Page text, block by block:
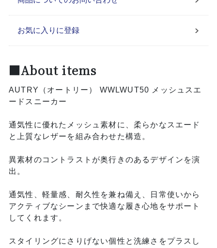
お気に入りに登録
■About items
AUTRY（オートリー） WWLWUT50 メッシュスエ
ードスニーカー
通気性に優れたメッシュ素材に、柔らかなスエード
と上質なレザーを組み合わせた構造。
異素材のコントラストが奥行きのあるデザインを演
出。
通気性、軽量感、耐久性を兼ね備え、日常使いから
アクティブなシーンまで快適な履き心地をサポート
してくれます。
スタイリングにさりげない個性と洗練さをプラスし